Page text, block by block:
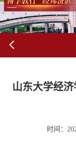
山东大学经
时间：